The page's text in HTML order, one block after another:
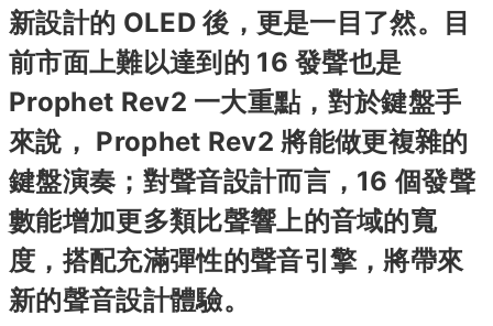
新設計的 OLED 後，更是一目了然。目
前市面上難以達到的 16 發聲也是
Prophet Rev2 一大重點，對於鍵盤手
來說， Prophet Rev2 將能做更複雜的
鍵盤演奏；對聲音設計而言，16 個發聲
數能增加更多類比聲響上的音域的寬
度，搭配充滿彈性的聲音引擎，將帶來
新的聲音設計體驗。